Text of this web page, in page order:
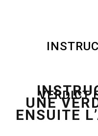
VERDICT
UNE
ENSUITE